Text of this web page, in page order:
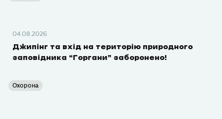
04.08.2026
Джипінг та вхід на територію природного
заповідника “Горгани” заборонено!
Охорона